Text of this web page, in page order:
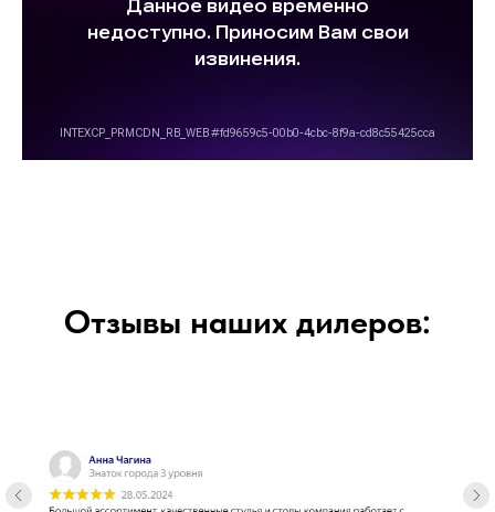
Отзывы наших дилеров: